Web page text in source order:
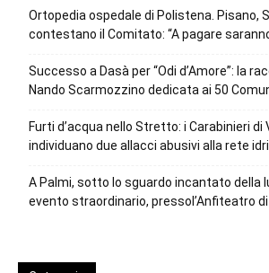
Ortopedia ospedale di Polistena. Pisano,
contestano il Comitato: “A pagare
Successo a Dasà per “Odi d’Amore”: la
Nando Scarmozzino dedicata ai 50
Furti d’acqua nello Stretto: i Carabinieri di
individuano due allacci abusivi alla rete
A Palmi, sotto lo sguardo incantato della
evento straordinario, pressol’Anfiteatro